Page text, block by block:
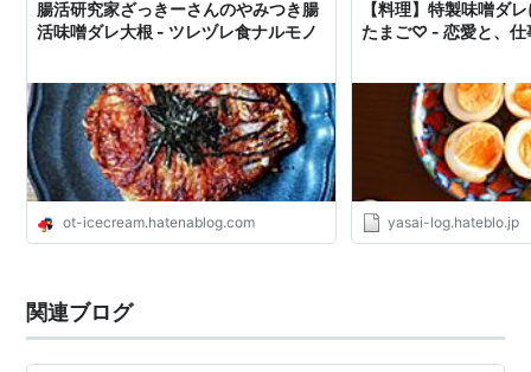
腸活研究家ざっきーさんのやみつき腸
活味噌ダレ大根 - ツレヅレ食ナルモノ
ot-icecream.hatenablog.com
【料理】特製味噌ダ
たまご♡ - 恋愛と、仕
yasai-log.hateblo.jp
関連ブログ